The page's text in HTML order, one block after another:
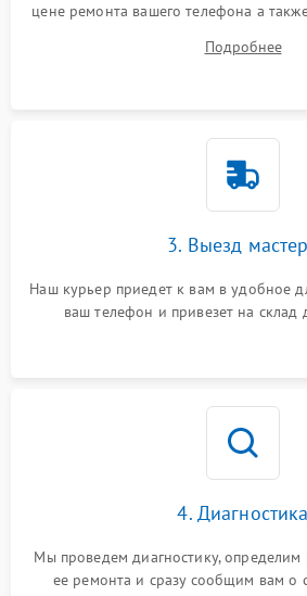
цене ремонта вашего телефона а
Подробнее
3. Выезд
Наш курьер приедет к вам в удобное
ваш телефон и привезет на склад
4. Диагностика
Мы проведем диагностику, определим
ее ремонта и сразу сообщим вам о